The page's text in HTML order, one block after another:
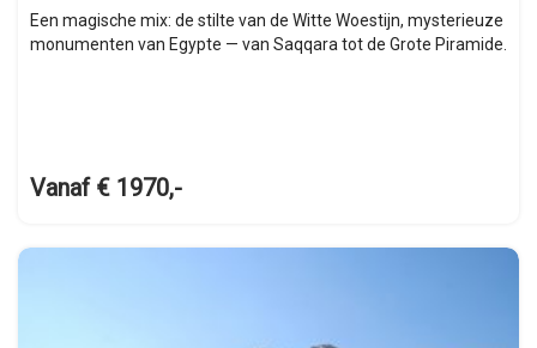
Een magische mix: de stilte van de Witte Woestijn, mysterieuze
monumenten van Egypte — van Saqqara tot de Grote Piramide.
Vanaf € 1970,-